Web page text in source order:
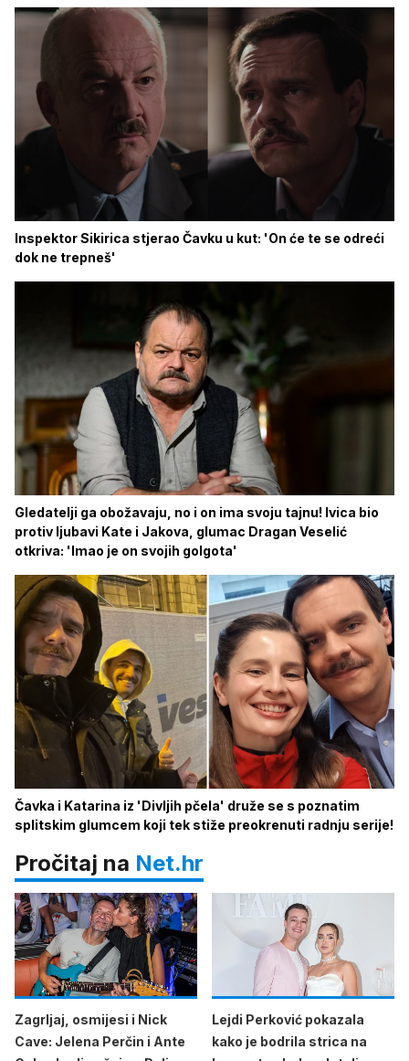
Inspektor Sikirica stjerao Čavku u kut: 'On će te se odreći
dok ne trepneš'
Gledatelji ga obožavaju, no i on ima svoju tajnu! Ivica bio
protiv ljubavi Kate i Jakova, glumac Dragan Veselić
otkriva: 'Imao je on svojih golgota'
Čavka i Katarina iz 'Divljih pčela' druže se s poznatim
splitskim glumcem koji tek stiže preokrenuti radnju serije!
Pročitaj na Net.hr
Zagrljaj, osmijesi i Nick
Cave: Jelena Perčin i Ante
Lejdi Perković pokazala
kako je bodrila strica na